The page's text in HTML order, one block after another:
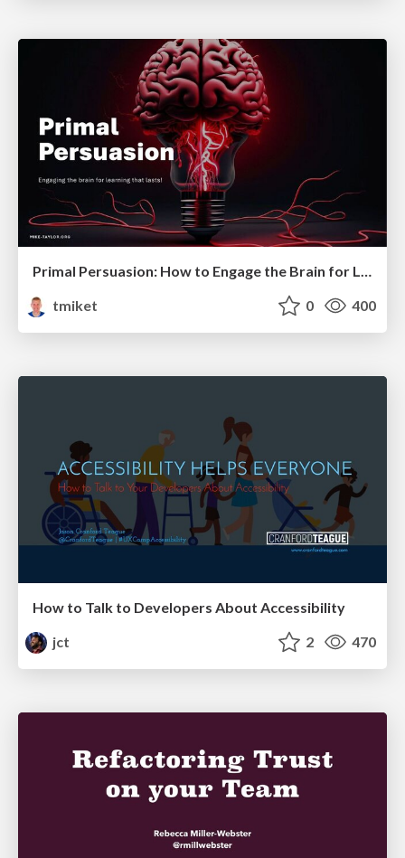
Primal Persuasion: How to Engage the Brain for Learning That Lasts
tmiket
0 400
How to Talk to Developers About Accessibility
jct
2 470